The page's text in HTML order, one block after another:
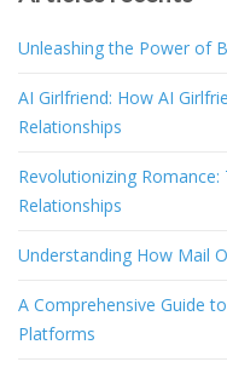
Unleashing the Power of
AI Girlfriend: How AI
Relationships
Revolutionizing
Relationships
Understanding How Mail
A Comprehensive Guide
Platforms